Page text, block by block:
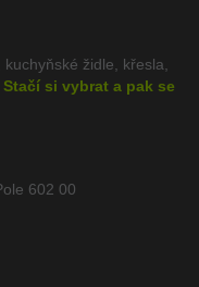
židle, křesla,
Stačí si vybrat a pak se
602 00